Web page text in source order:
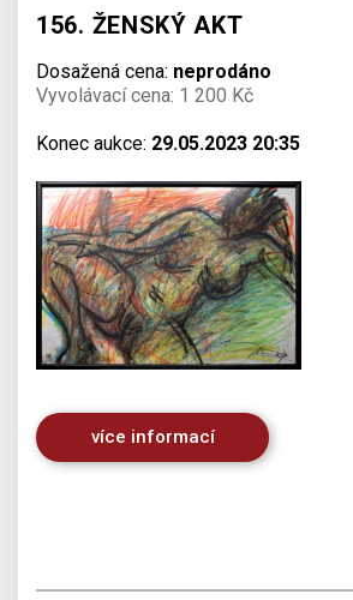
156. ŽENSKÝ AKT
Dosažená cena: neprodáno
Vyvolávací cena: 1 200 Kč
Konec aukce: 29.05.2023 20:35
více informací